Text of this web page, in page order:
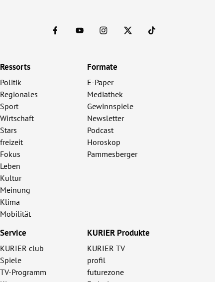
Ressorts
Politik
Regionales
Sport
Wirtschaft
Stars
freizeit
Fokus
Leben
Kultur
Meinung
Klima
Mobilität
Formate
E-Paper
Mediathek
Gewinnspiele
Newsletter
Podcast
Horoskop
Pammesberger
Service
KURIER club
Spiele
TV-Programm
KURIER Produkte
KURIER TV
profil
futurezone